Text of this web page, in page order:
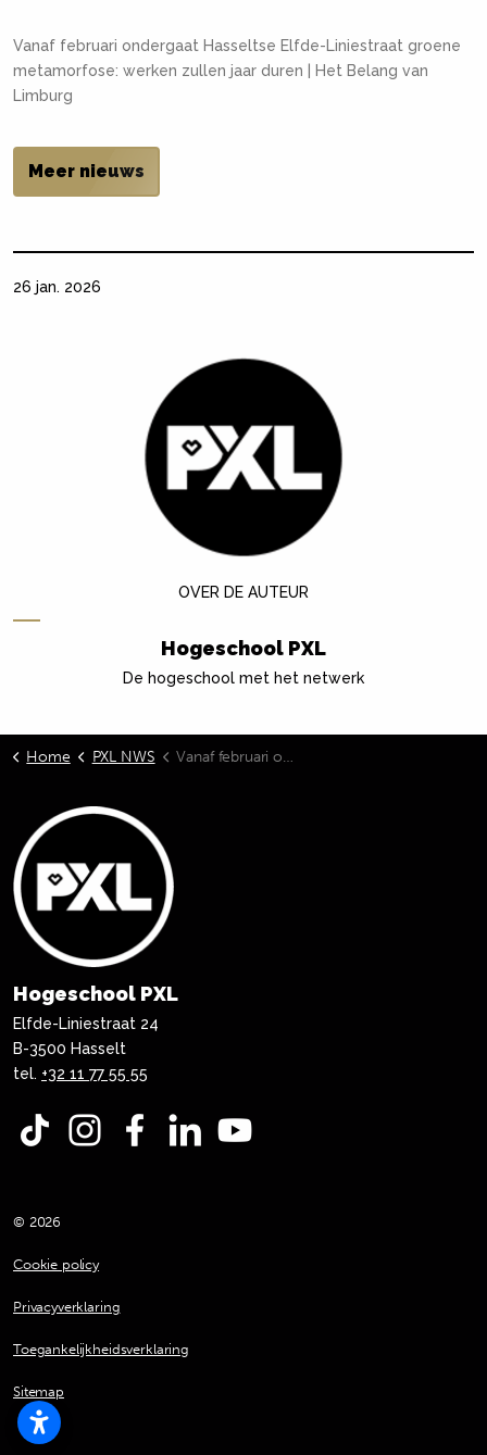
Vanaf februari ondergaat Hasseltse Elfde-Liniestraat groene
metamorfose: werken zullen jaar duren | Het Belang van
Limburg
Meer nieuws
26 jan. 2026
OVER DE AUTEUR
Hogeschool PXL
De hogeschool met het netwerk
Home PXL NWS Vanaf februari ondergaat Elfde-Liniestraat aan PXL groene metamorfose
Hogeschool PXL
Elfde-Liniestraat 24
B-3500 Hasselt
tel. +32 11 77 55 55
© 2026
Cookie policy
Privacyverklaring
Toegankelijkheidsverklaring
Sitemap